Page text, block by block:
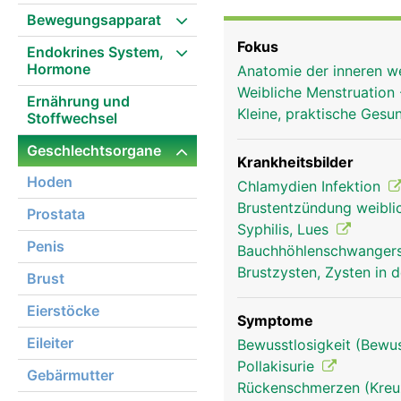
Bewegungsapparat
Endokrines System,
Hormone
Ernährung und
Stoffwechsel
Geschlechtsorgane
Hoden
Prostata
Penis
Brust
Eierstöcke
Eileiter
Gebärmutter
Geschlechtsorgane
Befriedigung der
Fokus
Anatomie der inneren
Weibliche
Kleine, praktische
Krankheitsbilder
Chlamydien Infektion
Brustentzündung
Syphilis, Lues
Brustzysten, Zysten in
Symptome
Bewusstlosigkeit
Pollakisurie
Rückenschmerzen